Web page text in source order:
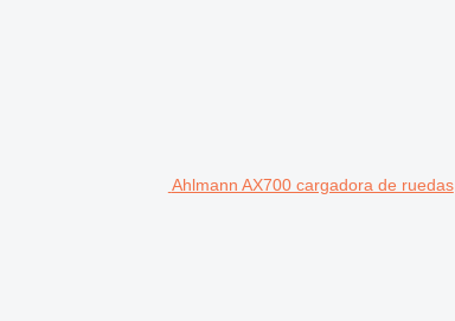
Ahlmann AX700 cargadora de ruedas